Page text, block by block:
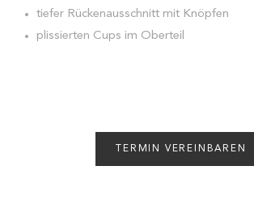
tiefer Rückenausschnitt mit Knöpfen
plissierten Cups im Oberteil
TERMIN VEREINBAREN